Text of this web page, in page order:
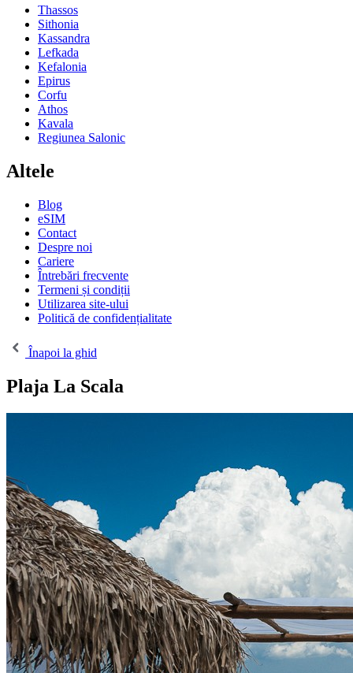
Thassos
Sithonia
Kassandra
Lefkada
Kefalonia
Epirus
Corfu
Athos
Kavala
Regiunea Salonic
Altele
Blog
eSIM
Contact
Despre noi
Cariere
Întrebări frecvente
Termeni și condiții
Utilizarea site-ului
Politică de confidențialitate
Înapoi la ghid
Plaja La Scala